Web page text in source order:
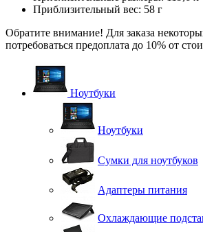
Приблизительный вес: 58 г
Обратите внимание! Для заказа
потребоваться предоплата до 10% от
Ноутбуки
Ноутбуки
Сумки для ноутбуков
Адаптеры питания
Охлаждающие